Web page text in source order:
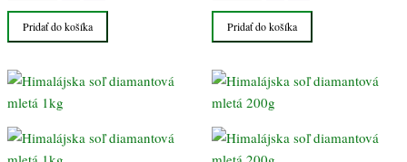
Himalájska
mletá
1kg
Pridať do košíka
Himalájska
mletá
200g
Pridať do košíka